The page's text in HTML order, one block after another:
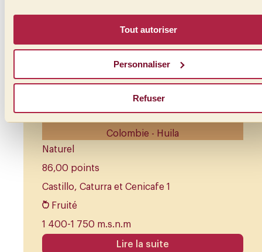
Tout autoriser
Personnaliser
Refuser
Rose Huila
Colombie - Huila
Naturel
86,00 points
Castillo, Caturra et Cenicafe 1
Fruité
1 400-1 750 m.s.n.m
Lire la suite